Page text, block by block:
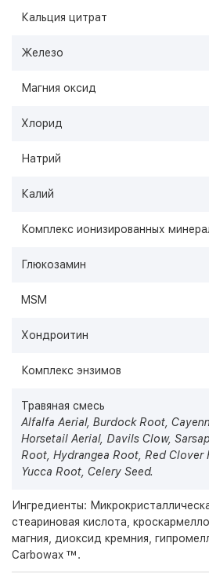
Кальция цитрат
Железо
Магния оксид
Хлорид
Натрий
Калий
Комплекс ионизированных
Глюкозамин
MSM
Хондроитин
Комплекс энзимов
Травяная смесь
Alfalfa Aerial, Burdock Root,
Horsetail Aerial, Davils Clow,
Root, Hydrangea Root, Red Clover
Yucca Root, Celery Seed.
Ингредиенты:
стеариновая кислота,
магния, диоксид кремния,
Carbowax ™.